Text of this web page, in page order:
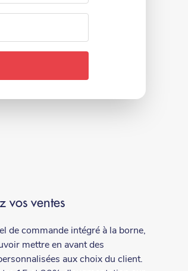
vos ventes
de commande intégré à la borne,
mettre en avant des
aux choix du client.